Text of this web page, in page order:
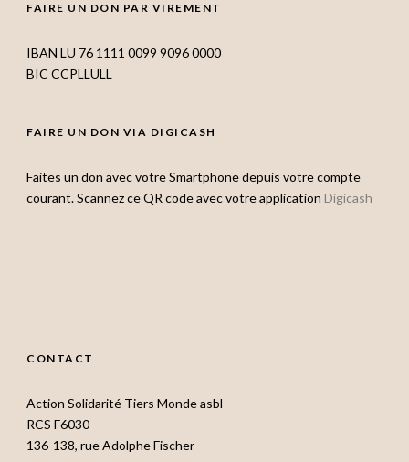
FAIRE UN DON PAR VIREMENT
IBAN LU 76 1111 0099 9096 0000
BIC CCPLLULL
FAIRE UN DON VIA DIGICASH
Faites un don avec votre Smartphone depuis votre compte
courant. Scannez ce QR code avec votre application Digicash
CONTACT
Action Solidarité Tiers Monde asbl
RCS F6030
136-138, rue Adolphe Fischer